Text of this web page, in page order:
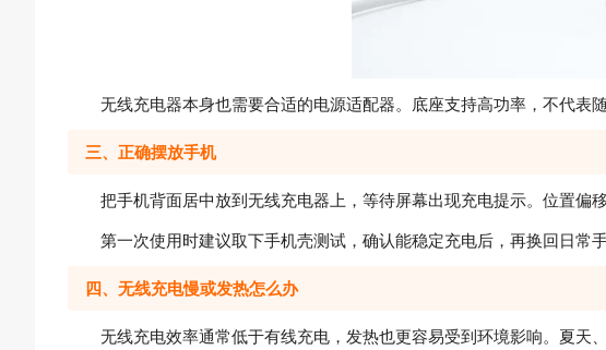
无线充电器本身也需要合适的电源适配器。底座支持高功率，不代表随
三、正确摆放手机
把手机背面居中放到无线充电器上，等待屏幕出现充电提示。位置偏
第一次使用时建议取下手机壳测试，确认能稳定充电后，再换回日常手
四、无线充电慢或发热怎么办
无线充电效率通常低于有线充电，发热也更容易受到环境影响。夏天、